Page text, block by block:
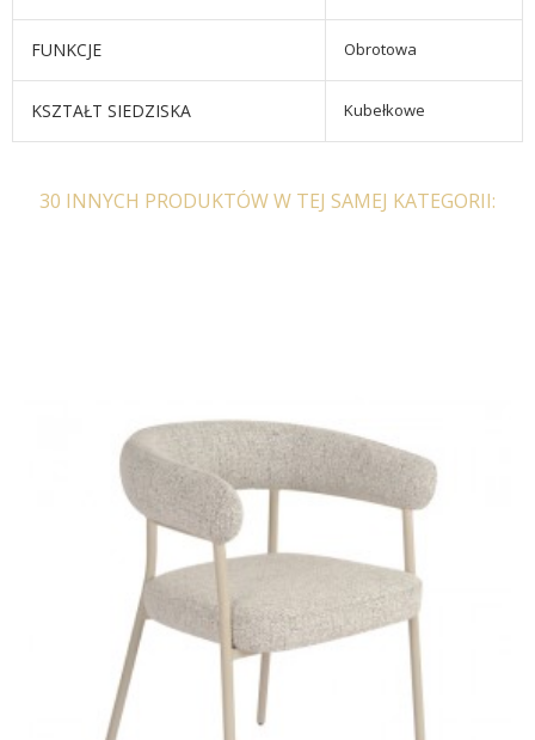
FUNKCJE Obrotowa
KSZTAŁT SIEDZISKA Kubełkowe
KRZESŁO OBROTOWE
DORIS WELUR BEŻOWE
1 082,40 zł
KRZESŁO OBROTOWE
DORIS WELUR ZIELONE
909,22 zł 1 082,40 zł
30 INNYCH PRODUKTÓW W TEJ SAMEJ KATEGORII: